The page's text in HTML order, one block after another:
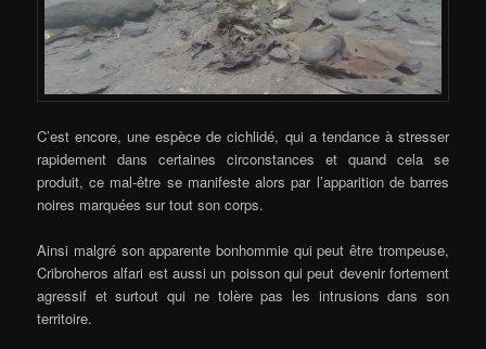
C’est encore, une espèce de cichlidé, qui a tendance à stresser
rapidement dans certaines circonstances et quand cela se
produit, ce mal-être se manifeste alors par l’apparition de barres
noires marquées sur tout son corps.
Ainsi malgré son apparente bonhommie qui peut être trompeuse,
Cribroheros alfari est aussi un poisson qui peut devenir fortement
agressif et surtout qui ne tolère pas les intrusions dans son
territoire.